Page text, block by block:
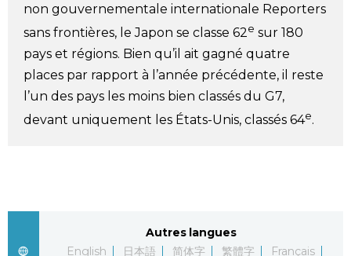
Données official SNS
non gouvernementale internationale Reporters
sans frontières, le Japon se classe 62e sur 180
pays et régions. Bien qu’il ait gagné quatre
places par rapport à l’année précédente, il reste
l’un des pays les moins bien classés du G7,
devant uniquement les États-Unis, classés 64e.
Autres langues
English
日本語 简体字 繁體字
Français